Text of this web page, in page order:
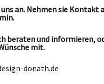
uns an. Nehmen sie Kontakt
beraten und informieren,
mit.
donath.de